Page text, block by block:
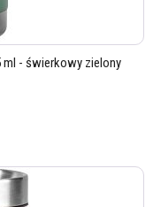
ml - świerkowy zielony